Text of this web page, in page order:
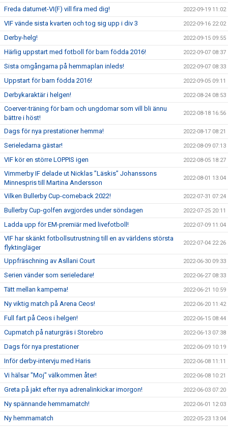
Freda datumet-VI(F) vill fira med dig! 2022-09-19 11:02
VIF vände sista kvarten och tog sig upp i div 3 2022-09-16 22:02
Derby-helg! 2022-09-15 09:55
Härlig uppstart med fotboll för barn födda 2016! 2022-09-07 08:37
Sista omgångarna på hemmaplan inleds! 2022-09-07 08:33
Uppstart för barn födda 2016! 2022-09-05 09:11
Derbykaraktär i helgen! 2022-08-24 08:53
Coerver-träning för barn och ungdomar som vill bli ännu
bättre i höst!
2022-08-18 16:56
Dags för nya prestationer hemma! 2022-08-17 08:21
Serieledarna gästar! 2022-08-09 07:13
VIF kör en större LOPPIS igen 2022-08-05 18:27
Vimmerby IF delade ut Nicklas ”Läskis” Johanssons
Minnespris till Martina Andersson
2022-08-01 13:04
Vilken Bullerby Cup-comeback 2022! 2022-07-31 07:24
Bullerby Cup-golfen avgjordes under söndagen 2022-07-25 20:11
Ladda upp för EM-premiär med livefotboll! 2022-07-09 11:04
VIF har skänkt fotbollsutrustning till en av världens största
flyktingläger
2022-07-04 22:26
Uppfräschning av Asllani Court 2022-06-30 09:33
Serien vänder som serieledare! 2022-06-27 08:33
Tätt mellan kamperna! 2022-06-21 10:59
Ny viktig match på Arena Ceos! 2022-06-20 11:42
Full fart på Ceos i helgen! 2022-06-15 08:44
Cupmatch på naturgräs i Storebro 2022-06-13 07:38
Dags för nya prestationer 2022-06-09 10:19
Inför derby-intervju med Haris 2022-06-08 11:11
Vi hälsar "Moj" välkommen åter! 2022-06-08 10:21
Greta på jakt efter nya adrenalinkickar imorgon! 2022-06-03 07:20
Ny spännande hemmamatch! 2022-06-01 12:03
Ny hemmamatch 2022-05-23 13:04